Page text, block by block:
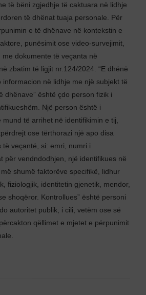
të bëni zgjedhje të caktuara në lidhje
të dhënat tuaja personale. Për
e të dhënave në kontekstin e
punësimit ose video-survejimit,
dokumente të veçanta në
zbatim të ligjit nr.124/2024. “E dhënë
informacion në lidhje me një subjekt të
dhënave” është çdo person fizik i
Një person është i
të arrihet në identifikimin e tij,
ose tërthorazi një apo disa
të veçantë, si: emri, numri i
për vendndodhjen, një identifikues në
shumë faktorëve specifikë, lidhur
fiziologjik, identitetin gjenetik, mendor,
shoqëror. Kontrollues” është personi
autoritet publik, i cili, vetëm ose së
qëllimet e mjetet e përpunimit